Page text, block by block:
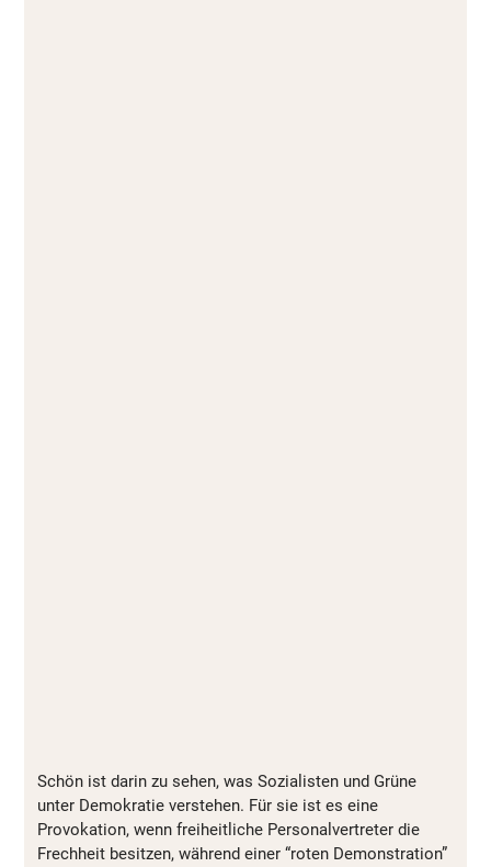
Schön ist darin zu sehen, was Sozialisten und Grüne
unter Demokratie verstehen. Für sie ist es eine
Provokation, wenn freiheitliche Personalvertreter die
Frechheit besitzen, während einer “roten Demonstration”